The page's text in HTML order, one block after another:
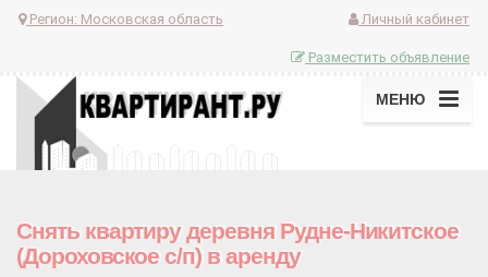
Регион: Московская область Личный кабинет
Разместить объявление
МЕНЮ
Снять квартиру деревня Рудне-Никитское
(Дороховское с/п) в аренду